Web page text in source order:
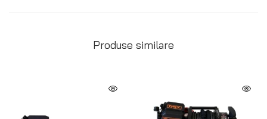
Produse similare